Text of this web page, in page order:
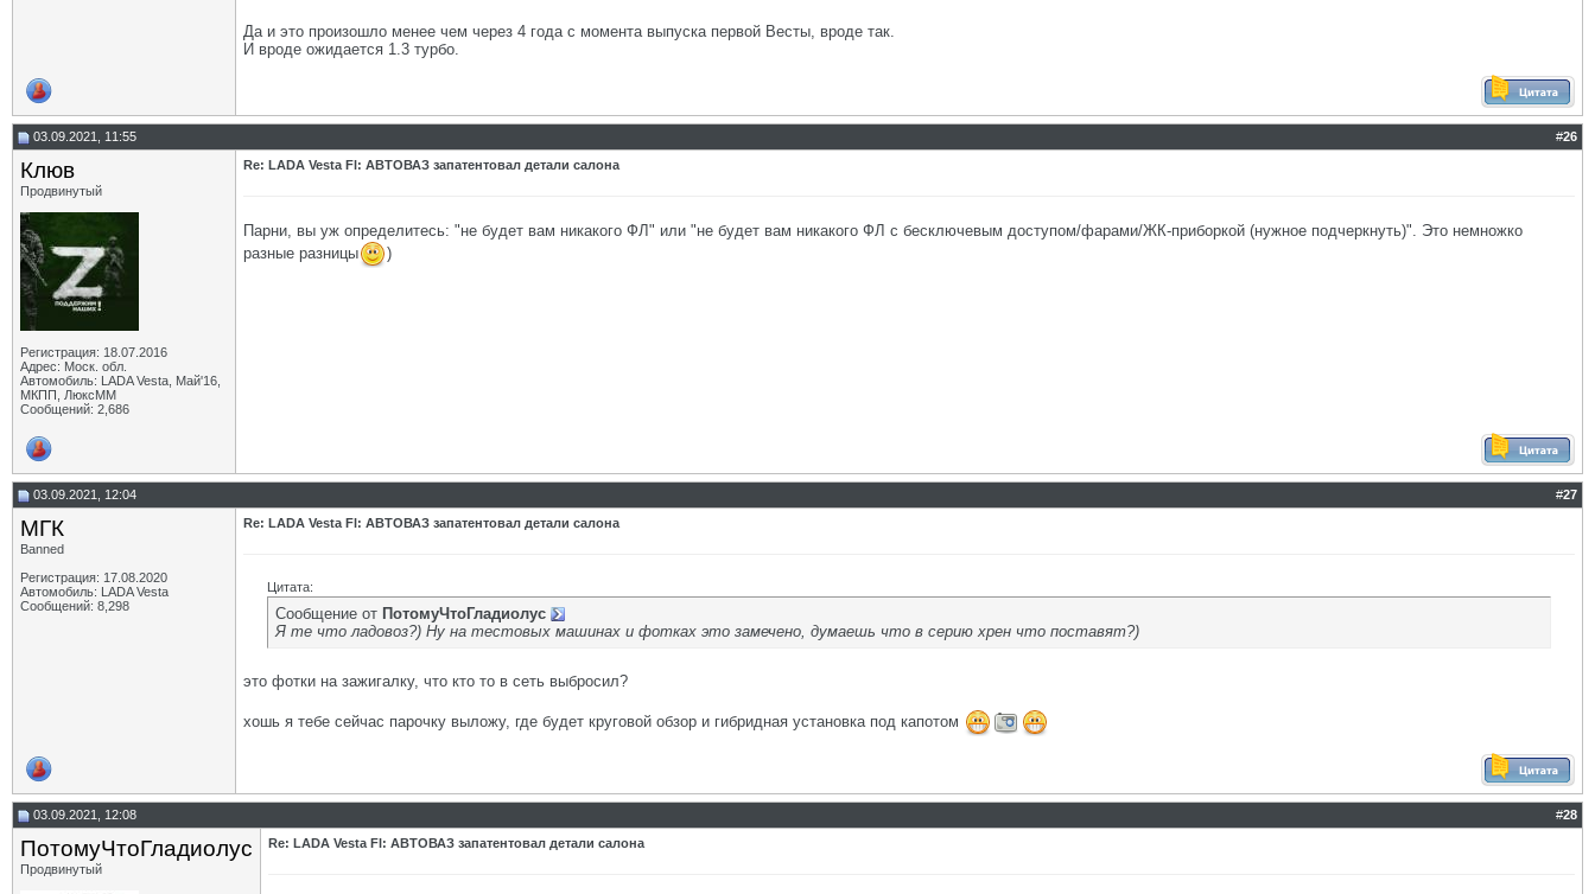
Да и это произошло менее чем через 4 года с момента выпуска первой Весты, вроде так.
И вроде ожидается 1.3 турбо.
03.09.2021, 11:55 #26
Клюв
Продвинутый
Регистрация: 18.07.2016
Адрес: Моск. обл.
Автомобиль: LADA Vesta, Май'16,
МКПП, ЛюксММ
Сообщений: 2,686
Re: LADA Vesta Fl: АВТОВАЗ запатентовал детали салона
Парни, вы уж определитесь: "не будет вам никакого ФЛ" или "не будет вам никакого ФЛ с бесключевым доступом/фарами/ЖК-приборкой (нужное подчеркнуть)". Это немножко
разные разницы
)
03.09.2021, 12:04 #27
МГК
Banned
Регистрация: 17.08.2020
Автомобиль: LADA Vesta
Сообщений: 8,298
Re: LADA Vesta Fl: АВТОВАЗ запатентовал детали салона
Цитата:
Сообщение от ПотомуЧтоГладиолус
Я те что ладовоз?) Ну на тестовых машинах и фотках это замечено, думаешь что в серию хрен что поставят?)
это фотки на зажигалку, что кто то в сеть выбросил?
хошь я тебе сейчас парочку выложу, где будет круговой обзор и гибридная установка под капотом
03.09.2021, 12:08 #28
ПотомуЧтоГладиолус
Продвинутый
Re: LADA Vesta Fl: АВТОВАЗ запатентовал детали салона